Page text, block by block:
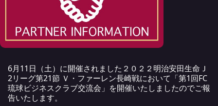
6月11日（土）に開催されました２０２２明治安田生命Ｊ
2リーグ第21節 Ｖ・ファーレン長崎戦において「第1回FC
琉球ビジネスクラブ交流会」を開催いたしましたのでご報
告いたします。